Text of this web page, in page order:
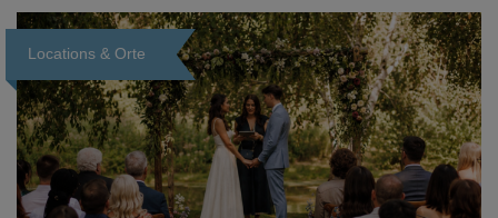
Dokument gesucht hat, kennt das mulmige Gefühl.
Locations & Orte
Loading...